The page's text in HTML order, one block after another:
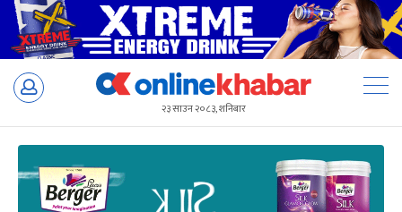
Skip
२३ साउन २०८३, शनिबार